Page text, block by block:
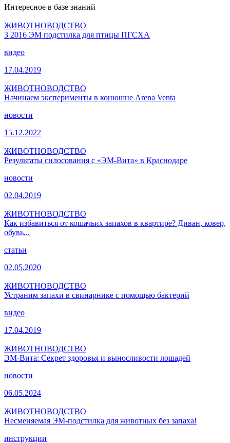
Интересное в базе знаний
ЖИВОТНОВОДСТВО
3 2016 ЭМ подстилка для птицы ПГСХА
видео
17.04.2019
ЖИВОТНОВОДСТВО
Начинаем эксперименты в конюшне Arena Venta
новости
15.12.2022
ЖИВОТНОВОДСТВО
Результаты силосования с «ЭМ-Вита» в Краснодаре
новости
02.04.2019
ЖИВОТНОВОДСТВО
Как избавиться от кошачьих запахов в квартире? Диван, ковер,
обувь...
статьи
02.05.2020
ЖИВОТНОВОДСТВО
Устраним запахи в свинарнике с помощью бактерий
видео
17.04.2019
ЖИВОТНОВОДСТВО
ЭМ-Вита: Секрет здоровья и выносливости лошадей
новости
06.05.2024
ЖИВОТНОВОДСТВО
Несменяемая ЭМ-подстилка для животных без запаха!
инструкции